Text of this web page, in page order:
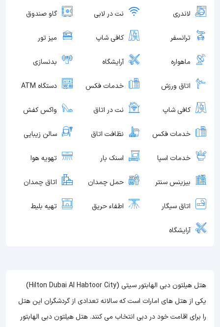
لاندری نت در لابی گاو صندوق
ترانسفر کافی شاپ میز تور
ماهواره آرایشگاه بدنسازی
اتاق ورزش خدمات فکس دستگاه ATM
کافی شاپ نت در اتاق واکس کفش
خدمات فکس نظافت اتاق سالن زیبایی
خدمات اسپا اسنک بار تهویه هوا
بیزینس سنتر حمل چمدان اتاق چمدان
اتاق سیگار اطفاء حریق تهیه بلیط
آرایشگاه
هتل هیلتون دبی الهابتور سیتی (Hilton Dubai Al Habtoor City)
یکی از هتل های امارات است که سالانه تعدادی از گردشگران این هتل
را برای اقامت خود در دبی انتخاب می کنند. هتل هیلتون دبی الهابتور